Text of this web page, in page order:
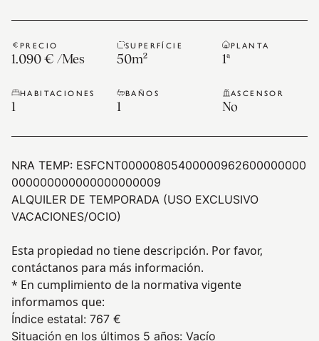
PRECIO
1.090 € /Mes
SUPERFÍCIE
50m²
PLANTA
1ª
HABITACIONES
1
BAÑOS
1
ASCENSOR
No
NRA TEMP: ESFCNT00000805400000962600000000
000000000000000000009
ALQUILER DE TEMPORADA (USO EXCLUSIVO
VACACIONES/OCIO)
Esta propiedad no tiene descripción. Por favor,
contáctanos para más información.
* En cumplimiento de la normativa vigente
informamos que:
Índice estatal: 767 €
Situación en los últimos 5 años: Vacío